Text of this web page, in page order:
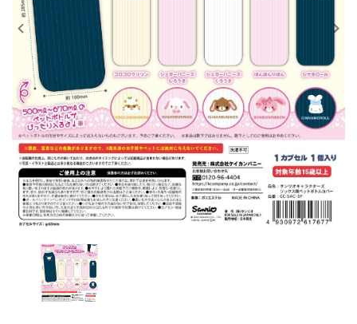
販促用空カプセル
景品・玩具・文具
販促用カプセルトイ